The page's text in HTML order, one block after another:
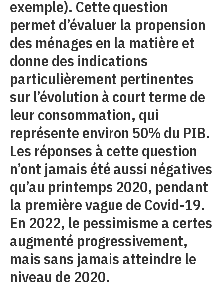
exemple). Cette question
permet d’évaluer la propension
des ménages en la matière et
donne des indications
particulièrement pertinentes
sur l’évolution à court terme de
leur consommation, qui
représente environ 50% du PIB.
Les réponses à cette question
n’ont jamais été aussi négatives
qu’au printemps 2020, pendant
la première vague de Covid-19.
En 2022, le pessimisme a certes
augmenté progressivement,
mais sans jamais atteindre le
niveau de 2020.